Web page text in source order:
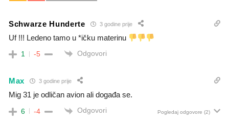
Schwarze Hunderte 3 godine prije
Uf !!! Ledeno tamo u *ičku materinu
1 -5 Odgovori
Max 3 godine prije
Mig 31 je odličan avion ali događa se.
6 -4 Odgovori Pogledaj odgovore (2)